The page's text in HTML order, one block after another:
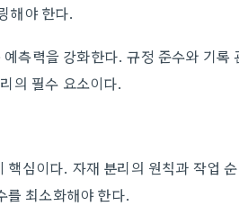
해야 한다.
측력을 강화한다. 규정 준수와 기록
의 필수 요소이다.
심이다. 자재 분리의 원칙과 작업
를 최소화해야 한다.